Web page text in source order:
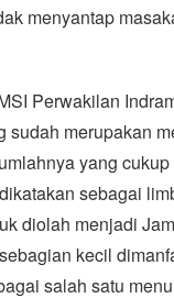
menyantap
Perwakilan
sudah merupakan
yang
sebagai
diolah menjadi
kecil
salah satu